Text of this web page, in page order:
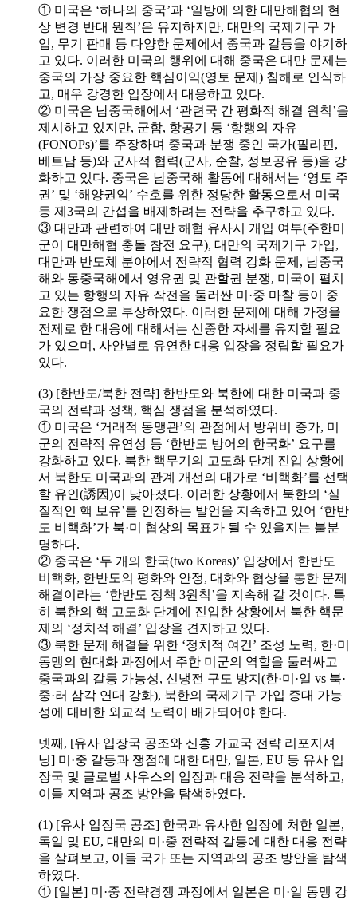
① 미국은 ‘하나의 중국’과 ‘일방에 의한 대만해협의 현
상 변경 반대 원칙’은 유지하지만, 대만의 국제기구 가
입, 무기 판매 등 다양한 문제에서 중국과 갈등을 야기하
고 있다. 이러한 미국의 행위에 대해 중국은 대만 문제는
중국의 가장 중요한 핵심이익(영토 문제) 침해로 인식하
고, 매우 강경한 입장에서 대응하고 있다.
② 미국은 남중국해에서 ‘관련국 간 평화적 해결 원칙’을
제시하고 있지만, 군함, 항공기 등 ‘항행의 자유
(FONOPs)’를 주장하며 중국과 분쟁 중인 국가(필리핀,
베트남 등)와 군사적 협력(군사, 순찰, 정보공유 등)을 강
화하고 있다. 중국은 남중국해 활동에 대해서는 ‘영토 주
권’ 및 ‘해양권익’ 수호를 위한 정당한 활동으로서 미국
등 제3국의 간섭을 배제하려는 전략을 추구하고 있다.
③ 대만과 관련하여 대만 해협 유사시 개입 여부(주한미
군이 대만해협 충돌 참전 요구), 대만의 국제기구 가입,
대만과 반도체 분야에서 전략적 협력 강화 문제, 남중국
해와 동중국해에서 영유권 및 관할권 분쟁, 미국이 펼치
고 있는 항행의 자유 작전을 둘러싼 미·중 마찰 등이 중
요한 쟁점으로 부상하였다. 이러한 문제에 대해 가정을
전제로 한 대응에 대해서는 신중한 자세를 유지할 필요
가 있으며, 사안별로 유연한 대응 입장을 정립할 필요가
있다.
(3) [한반도/북한 전략] 한반도와 북한에 대한 미국과 중
국의 전략과 정책, 핵심 쟁점을 분석하였다.
① 미국은 ‘거래적 동맹관’의 관점에서 방위비 증가, 미
군의 전략적 유연성 등 ‘한반도 방어의 한국화’ 요구를
강화하고 있다. 북한 핵무기의 고도화 단계 진입 상황에
서 북한도 미국과의 관계 개선의 대가로 ‘비핵화’를 선택
할 유인(誘因)이 낮아졌다. 이러한 상황에서 북한의 ‘실
질적인 핵 보유’를 인정하는 발언을 지속하고 있어 ‘한반
도 비핵화’가 북·미 협상의 목표가 될 수 있을지는 불분
명하다.
② 중국은 ‘두 개의 한국(two Koreas)’ 입장에서 한반도
비핵화, 한반도의 평화와 안정, 대화와 협상을 통한 문제
해결이라는 ‘한반도 정책 3원칙’을 지속해 갈 것이다. 특
히 북한의 핵 고도화 단계에 진입한 상황에서 북한 핵문
제의 ‘정치적 해결’ 입장을 견지하고 있다.
③ 북한 문제 해결을 위한 ‘정치적 여건’ 조성 노력, 한·미
동맹의 현대화 과정에서 주한 미군의 역할을 둘러싸고
중국과의 갈등 가능성, 신냉전 구도 방지(한·미·일 vs 북·
중·러 삼각 연대 강화), 북한의 국제기구 가입 증대 가능
성에 대비한 외교적 노력이 배가되어야 한다.
넷째, [유사 입장국 공조와 신흥 가교국 전략 리포지셔
닝] 미·중 갈등과 쟁점에 대한 대만, 일본, EU 등 유사 입
장국 및 글로벌 사우스의 입장과 대응 전략을 분석하고,
이들 지역과 공조 방안을 탐색하였다.
(1) [유사 입장국 공조] 한국과 유사한 입장에 처한 일본,
독일 및 EU, 대만의 미·중 전략적 갈등에 대한 대응 전략
을 살펴보고, 이들 국가 또는 지역과의 공조 방안을 탐색
하였다.
① [일본] 미·중 전략경쟁 과정에서 일본은 미·일 동맹 강